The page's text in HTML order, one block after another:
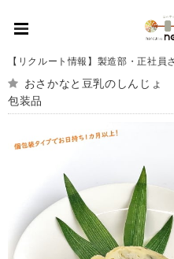
【リクルート情報】製造部・正社員
おさかなと豆乳のしんじ
包装品